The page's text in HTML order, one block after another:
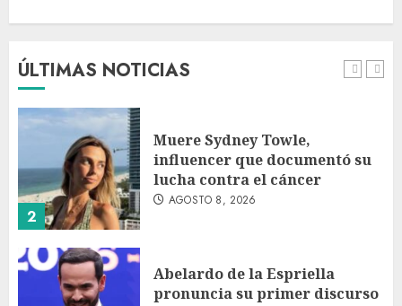
ÚLTIMAS NOTICIAS
1
Canadá y clasifica a la final del
AGOSTO 8, 2026
2
Muere Sydney Towle,
influencer que documentó su
lucha contra el cáncer
AGOSTO 8, 2026
Abelardo de la Espriella
pronuncia su primer discurso